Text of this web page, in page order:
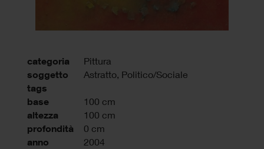
categoria Pittura
soggetto Astratto, Politico/Sociale
tags
base
100 cm
altezza 100 cm
profondità 0 cm
anno 2004